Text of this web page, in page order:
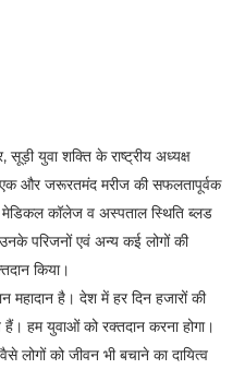
युवा शक्ति के राष्ट्रीय अध्यक्ष
एक और जरूरतमंद मरीज की सफलतापूर्वक
मेडिकल कॉलेज व अस्पताल स्थिति ब्लड
परिजनों एवं अन्य कई लोगों की
किया।
महादान है। देश में हर दिन हजारों की
हम युवाओं को रक्तदान करना होगा।
को जीवन भी बचाने का दायित्व